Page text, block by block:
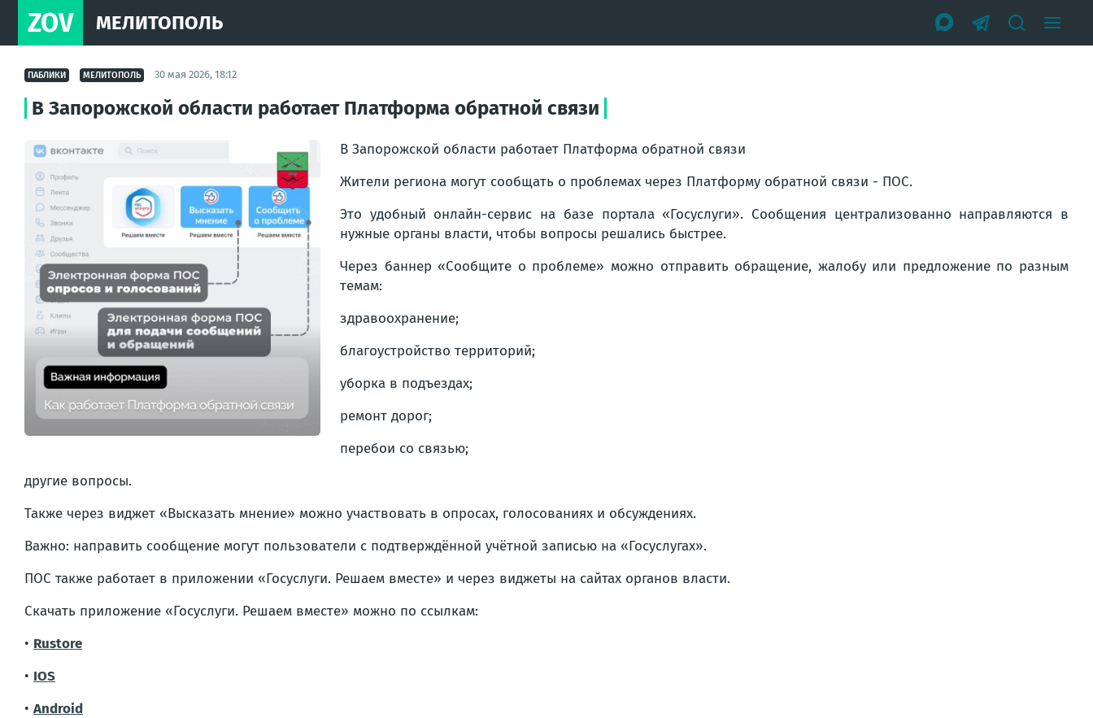
ZOV МЕЛИТОПОЛЬ
ПАБЛИКИ МЕЛИТОПОЛЬ 30 мая 2026, 18:12
В Запорожской области работает Платформа обратной связи
В Запорожской области работает Платформа обратной связи
Жители региона могут сообщать о проблемах через Платформу обратной связи - ПОС.
Это удобный онлайн-сервис на базе портала «Госуслуги». Сообщения централизованно направляются в
нужные органы власти, чтобы вопросы решались быстрее.
Через баннер «Сообщите о проблеме» можно отправить обращение, жалобу или предложение по разным
темам:
здравоохранение;
благоустройство территорий;
уборка в подъездах;
ремонт дорог;
перебои со связью;
другие вопросы.
Также через виджет «Высказать мнение» можно участвовать в опросах, голосованиях и обсуждениях.
Важно: направить сообщение могут пользователи с подтверждённой учётной записью на «Госуслугах».
ПОС также работает в приложении «Госуслуги. Решаем вместе» и через виджеты на сайтах органов власти.
Скачать приложение «Госуслуги. Решаем вместе» можно по ссылкам:
• Rustore
• IOS
• Android